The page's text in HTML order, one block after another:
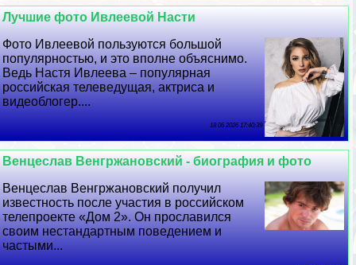
Лучшие фото Ивлеевой Насти
Фото Ивлеевой пользуются большой
популярностью, и это вполне объяснимо.
Ведь Настя Ивлеева – популярная
российская телеведущая, актриса и
видеоблогер....
18 06 2026 17:40:39
Венцеслав Венгржановский - биография и фото
Венцеслав Венгржановский получил
известность после участия в российском
телепроекте «Дом 2». Он прославился
своим нестандартным поведением и
частыми...